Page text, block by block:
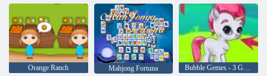
Orange Ranch Mahjong Fortuna Bubble Gemes - 3 Gewinnt